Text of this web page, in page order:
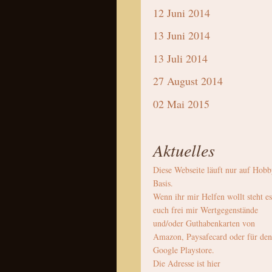
12 Juni 2014
13 Juni 2014
13 Juli 2014
27 August 2014
02 Mai 2015
Aktuelles
Diese Webseite läuft nur auf
Basis.
Wenn ihr mir Helfen wollt steht es
euch frei mir Wertgegenstände
und/oder Guthabenkarten von
Amazon, Paysafecard oder für den
Google Playstore.
Die Adresse ist hier